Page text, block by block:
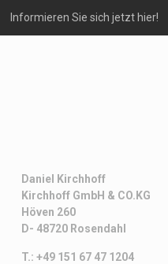
Informieren Sie sich jetzt hier!
Daniel Kirchhoff
Kirchhoff GmbH & CO.KG
Höven 260
D- 48720 Rosendahl
T.: +49 151 67 47 1204